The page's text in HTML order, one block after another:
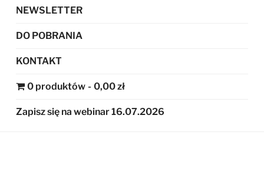
NEWSLETTER
DO POBRANIA
KONTAKT
0 produktów 0,00 zł
Zapisz się na webinar 16.07.2026